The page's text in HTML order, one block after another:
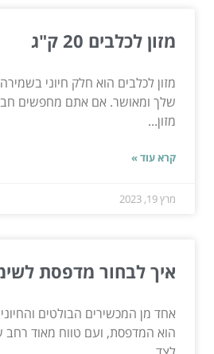
מזון לכלבים 20 ק"ג
מזון לכלבים הוא חלק חיוני
מזון...
קרא עוד »
מרץ 19, 2023
איך לבחור מדפסת
אחד מן המכשירים הבולטים
הוא המדפסת, ועם טווח מאוד רחב